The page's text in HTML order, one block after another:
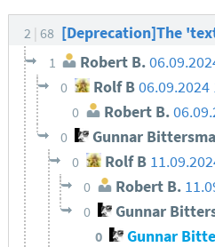
2 68 [Deprecation]The
1 Robert B.
0 Rolf B06.09.2024
0 Robert B.
0 Gunnar
0 Rolf B
0 Robert B.
0 Gunnar
0 Gunnar